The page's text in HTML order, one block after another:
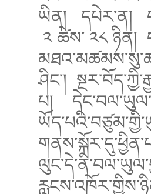
ཡིན། དཔེར་ན།
༢ ཚེས་ ༢༨ ཉིན།
ཤིང་།
པ།